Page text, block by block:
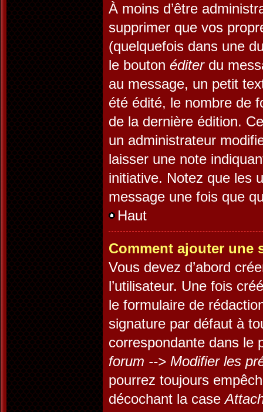
À moins d’être
supprimer que vos
(quelquefois dans une
le bouton éditerdu
au message, un petit
été édité, le nombre de
de la dernière édition.
un administrateur
laisser une note
initiative. Notez que les
message une fois que
Haut
Comment ajouter une
Vous devez d’abord
l’utilisateur. Une fois
le formulaire de
signature par défaut à
correspondante dans le
forum --> Modifier les
pourrez toujours
décochant la case